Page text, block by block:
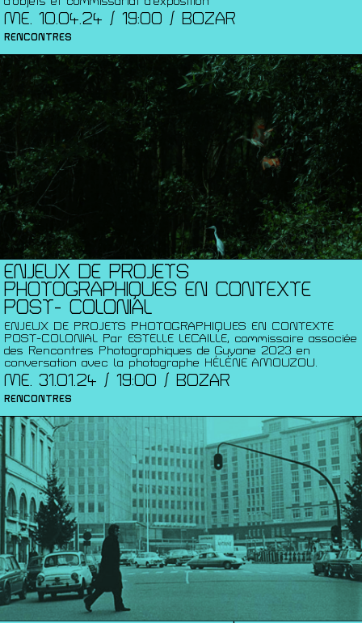
ME. 10.04.24 / 19:00 / BOZAR
RENCONTRES
ENJEUX DE PROJETS
PHOTOGRAPHIQUES EN CONTEXTE
POST- COLONIAL
ENJEUX DE PROJETS PHOTOGRAPHIQUES EN CONTEXTE
POST-COLONIAL Par ESTELLE LECAILLE, commissaire associée
des Rencontres Photographiques de Guyane 2023 en
conversation avec la photographe HÉLÈNE AMOUZOU.
ME. 31.01.24 / 19:00 / BOZAR
RENCONTRES